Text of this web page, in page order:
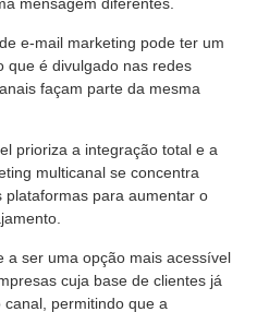
mensagem diferentes.
e-mail marketing pode ter um
que é divulgado nas redes
façam parte da mesma
prioriza a integração total e a
multicanal se concentra
plataformas para aumentar o
a ser uma opção mais acessível
cuja base de clientes já
permitindo que a